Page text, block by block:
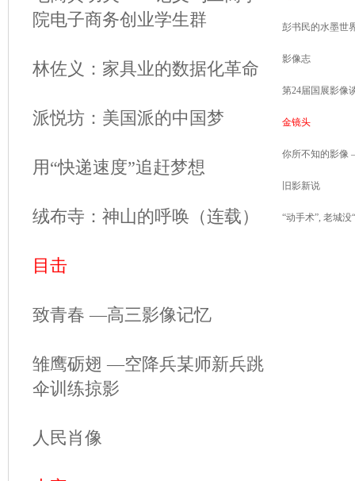
院电子商务创业学生群
林佐义：家具业的数据化革命
派悦坊：美国派的中国梦
用“快递速度”追赶梦想
绒布寺：神山的呼唤（连载）
目击
致青春 —高三影像记忆
雏鹰砺翅 —空降兵某师新兵跳
伞训练掠影
人民肖像
彭书民的水墨世
影像志
第24届国展影像
金镜头
你所不知的影
旧影新说
“动手术”, 老城没